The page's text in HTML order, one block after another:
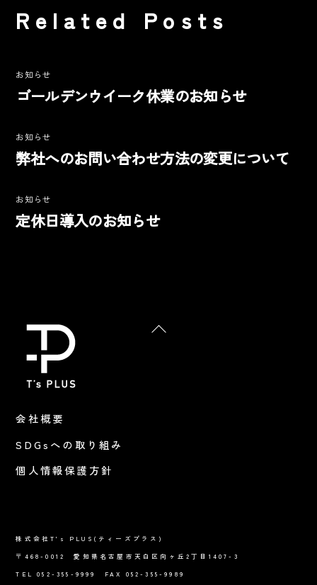
Related Posts
お知らせ
ゴールデンウイーク休業のお知らせ
お知らせ
弊社へのお問い合わせ方法の変更について
お知らせ
定休日導入のお知らせ
Back
会社概要
SDGsへの取り組み
個人情報保護方針
株式会社T's PLUS(ティーズプラス)
〒468-0012 愛知県名古屋市天白区向ヶ丘2丁目1407-3
TEL 052-355-9999 FAX 052-355-9989